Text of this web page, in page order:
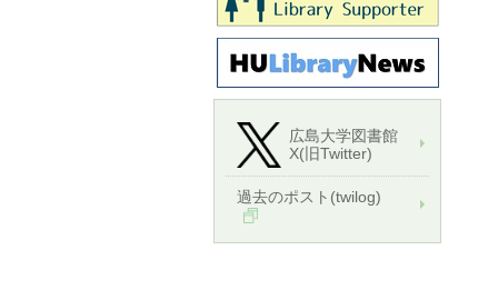
広島大学図書館
X(旧Twitter)
過去のポスト(twilog)